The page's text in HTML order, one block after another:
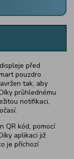
před
pouzdro
tak, aby
průhlednému
notifikaci,
QR kód, pomocí
aplikaci již
je příchozí